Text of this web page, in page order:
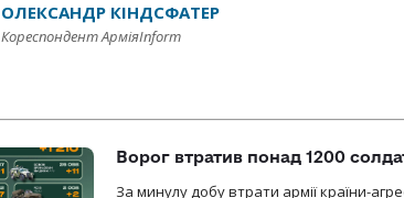
ОЛЕКСАНДР КІНДСФАТЕР
Кореспондент АрміяInform
Ворог втратив понад 1200
За минулу добу втрати армії країни-